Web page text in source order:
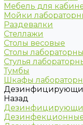
Мебель для
Мойки
Раздевалки
Стеллажи
Столы весовые
Столы
Стулья
Тумбы
Шкафы
Назад